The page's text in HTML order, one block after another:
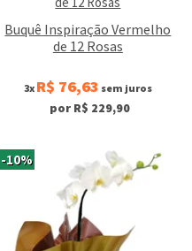
Buquê Inspiração Vermelho
de 12 Rosas
3x R$ 76,63 sem juros
por R$ 229,90
-10%